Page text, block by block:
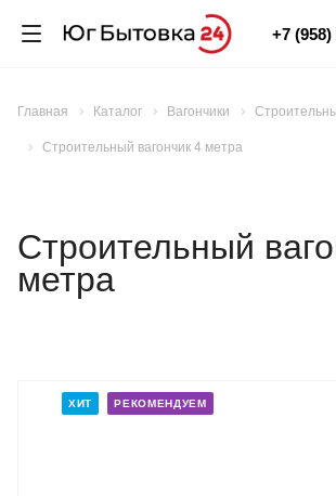
+7 (958)
Главная Каталог Вагончики
Строительный вагончик 4 метра
Строительный
метра
ХИТ РЕКОМЕНДУЕМ